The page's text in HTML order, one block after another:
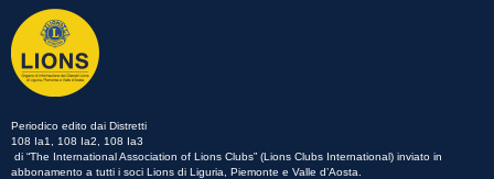
Periodico edito dai Distretti
108 Ia1, 108 Ia2, 108 Ia3
di “The International Association of Lions Clubs” (Lions Clubs International) inviato in
abbonamento a tutti i soci Lions di Liguria, Piemonte e Valle d’Aosta.